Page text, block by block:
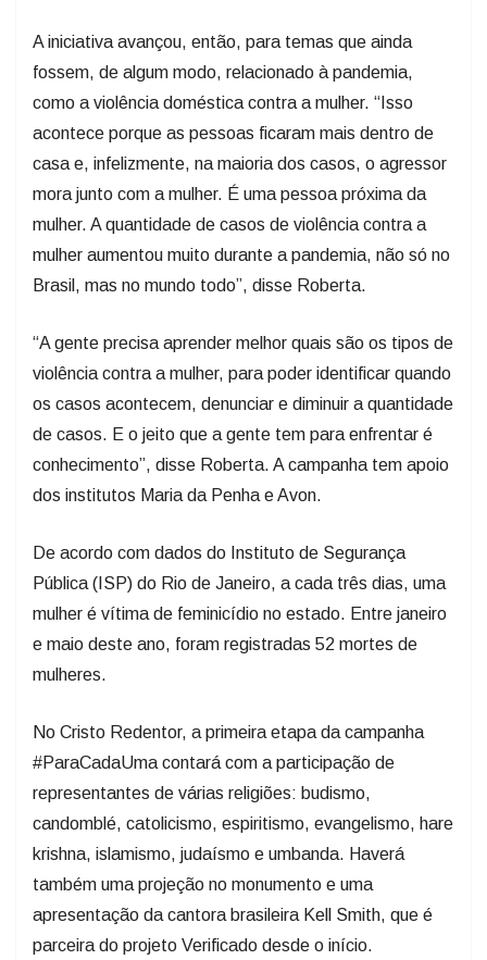
A iniciativa avançou, então, para temas que ainda
fossem, de algum modo, relacionado à pandemia,
como a violência doméstica contra a mulher. “Isso
acontece porque as pessoas ficaram mais dentro de
casa e, infelizmente, na maioria dos casos, o agressor
mora junto com a mulher. É uma pessoa próxima da
mulher. A quantidade de casos de violência contra a
mulher aumentou muito durante a pandemia, não só no
Brasil, mas no mundo todo”, disse Roberta.
“A gente precisa aprender melhor quais são os tipos de
violência contra a mulher, para poder identificar quando
os casos acontecem, denunciar e diminuir a quantidade
de casos. E o jeito que a gente tem para enfrentar é
conhecimento”, disse Roberta. A campanha tem apoio
dos institutos Maria da Penha e Avon.
De acordo com dados do Instituto de Segurança
Pública (ISP) do Rio de Janeiro, a cada três dias, uma
mulher é vítima de feminicídio no estado. Entre janeiro
e maio deste ano, foram registradas 52 mortes de
mulheres.
No Cristo Redentor, a primeira etapa da campanha
#ParaCadaUma contará com a participação de
representantes de várias religiões: budismo,
candomblé, catolicismo, espiritismo, evangelismo, hare
krishna, islamismo, judaísmo e umbanda. Haverá
também uma projeção no monumento e uma
apresentação da cantora brasileira Kell Smith, que é
parceira do projeto Verificado desde o início.